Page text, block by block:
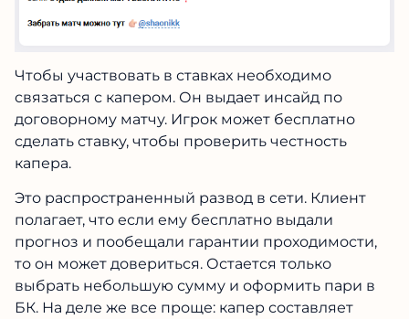
Чтобы участвовать в ставках необходимо
связаться с капером. Он выдает инсайд по
договорному матчу. Игрок может бесплатно
сделать ставку, чтобы проверить честность
капера.
Это распространенный развод в сети. Клиент
полагает, что если ему бесплатно выдали
прогноз и пообещали гарантии проходимости,
то он может довериться. Остается только
выбрать небольшую сумму и оформить пари в
БК. На деле же все проще: капер составляет